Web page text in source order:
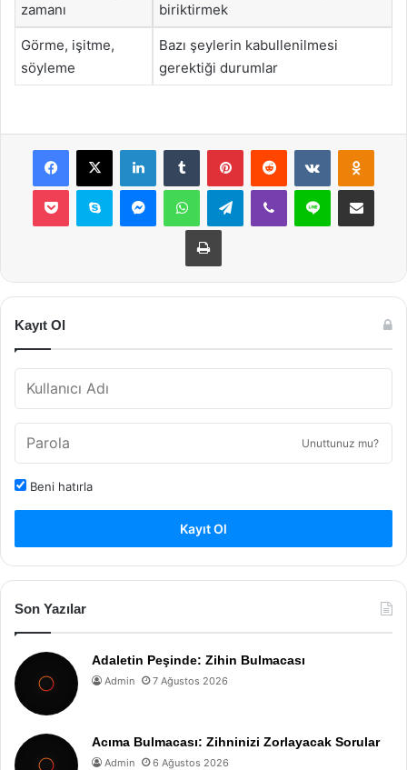
zamanı
biriktirmek
Görme, işitme,
söyleme
Bazı şeylerin kabullenilmesi
gerektiği durumlar
Facebook
X LinkedInTumblr PinterestReddit VKontakte
Pocket Skype MessengerWhatsAppTelegramViber Line E-Posta ile
Yazdır
Kayıt Ol
Unuttunuz mu?
Beni hatırla
Kayıt Ol
Son Yazılar
Adaletin Peşinde: Zihin Bulmacası
Admin 7 Ağustos 2026
Acıma Bulmacası: Zihninizi Zorlayacak Sorular
Admin 6 Ağustos 2026